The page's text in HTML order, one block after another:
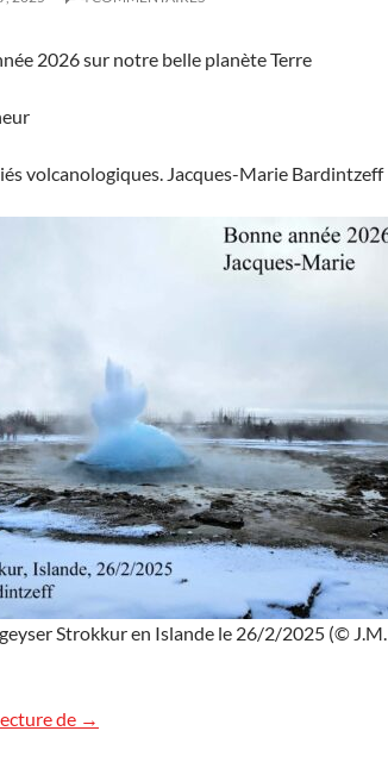
2026 sur notre belle planète Terre
volcanologiques. Jacques-Marie Bardintzeff
Strokkur en Islande le 26/2/2025 (© J.M.
de Très bonne année 2026
→